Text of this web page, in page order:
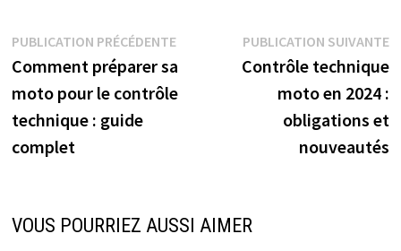
Navigation
de
l’article
PUBLICATION PRÉCÉDENTEPublication
précédente :
Comment préparer sa
moto pour le contrôle
technique : guide
complet
PUBLICATION SUIVANTE
Contrôle technique
moto en 2024 :
obligations et
nouveautés
VOUS POURRIEZ AUSSI AIMER